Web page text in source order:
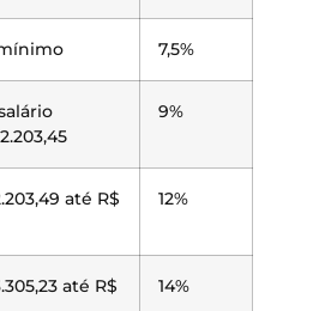
7,5%
9%
até R$
12%
até R$
14%